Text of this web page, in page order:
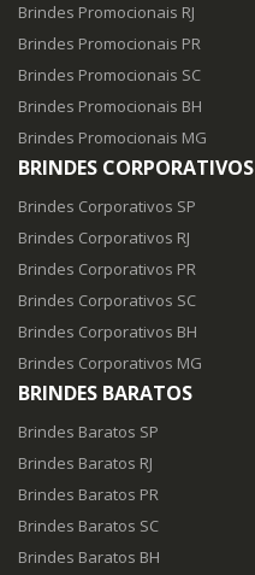
Brindes Promocionais RJ
Brindes Promocionais PR
Brindes Promocionais SC
Brindes Promocionais BH
Brindes Promocionais MG
BRINDES CORPORATIVOS
Brindes Corporativos SP
Brindes Corporativos RJ
Brindes Corporativos PR
Brindes Corporativos SC
Brindes Corporativos BH
Brindes Corporativos MG
BRINDES BARATOS
Brindes Baratos SP
Brindes Baratos RJ
Brindes Baratos PR
Brindes Baratos SC
Brindes Baratos BH